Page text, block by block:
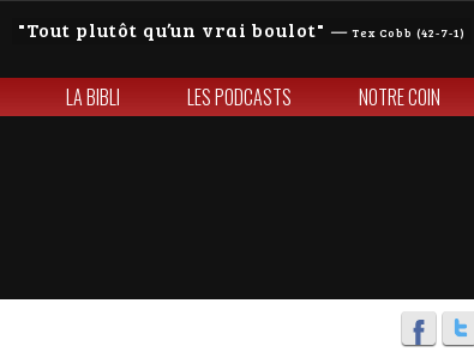
Tout plutôt qu’un vrai boulot — Tex Cobb (42-7-1)
LA BIBLI LES PODCASTS NOTRE COIN